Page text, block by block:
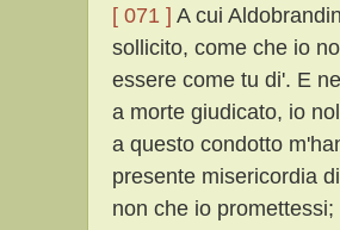
[ 071 ] A cui
sollicito, come che io
essere come tu di'. E
a morte giudicato, io
a questo condotto
presente misericordia
non che io